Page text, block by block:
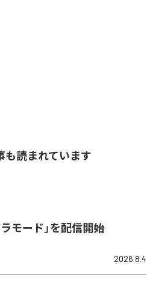
も読まれています
モード」を配信開始
2026.8.4